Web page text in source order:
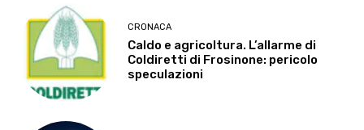
CRONACA
Caldo e agricoltura. L’allarme di
Coldiretti di Frosinone: pericolo
speculazioni